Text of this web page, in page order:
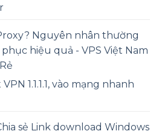
Nguyên nhân thường
hiệu quả - VPS Việt Nam
1.1.1.1, vào mạng nhanh
sẻ Link download Windows